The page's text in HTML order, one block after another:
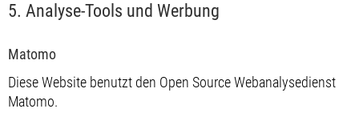
5. Analyse-Tools und Werbung
Matomo
Diese Website benutzt den Open Source Webanalysedienst
Matomo.